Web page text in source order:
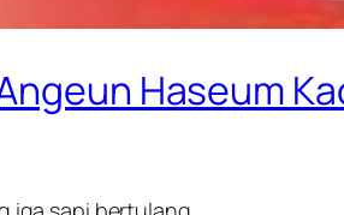
Haseum